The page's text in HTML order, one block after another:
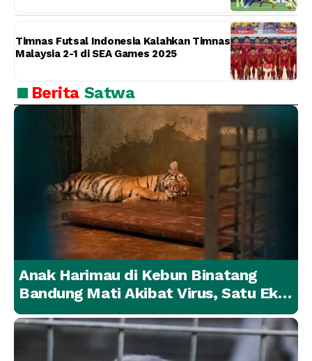
Timnas Futsal Indonesia Kalahkan Timnas
Malaysia 2-1 di SEA Games 2025
Berita Satwa
Anak Harimau di Kebun Binatang
Bandung Mati Akibat Virus, Satu Ekor
Lainnya Berangsur Membaik